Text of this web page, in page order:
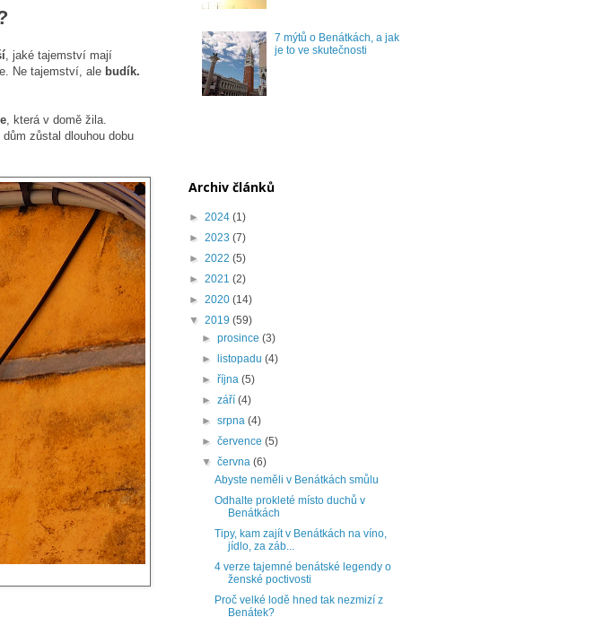
, jaké tajemství mají
Ne tajemství, ale budík.
, která v domě žila.
dům zůstal dlouhou dobu
7 mýtů o Benátkách, a jak
je to ve skutečnosti
Archiv článků
► 2024 (1)
► 2023 (7)
► 2022 (5)
► 2021 (2)
► 2020 (14)
▼ 2019 (59)
► prosince (3)
►
listopadu (4)
► října (5)
► září (4)
► srpna (4)
► července (5)
▼ června (6)
Abyste neměli v Benátkách smůlu
Odhalte prokleté místo duchů v
Benátkách
Tipy, kam zajít v Benátkách na víno,
jídlo, za záb...
4 verze tajemné benátské legendy o
ženské poctivosti
Proč velké lodě hned tak nezmizí z
Benátek?